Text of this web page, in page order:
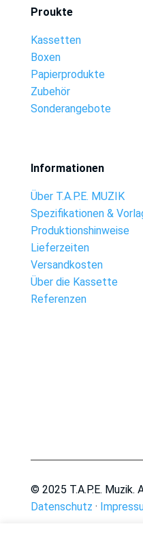
Proukte
Kassetten
Boxen
Papierprodukte
Zubehör
Sonderangebote
Informationen
Über T.A.P.E. MUZIK
Spezifikationen &
Produktionshinweise
Lieferzeiten
Versandkosten
Über die Kassette
Referenzen
© 2025 T.A.P.E. Muzik.
Datenschutz ·